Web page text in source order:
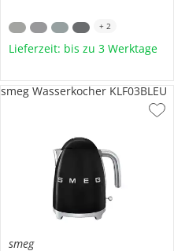
+ 2
Lieferzeit: bis zu 3 Werktage
smeg
smeg Wasserkocher KLF03BLEU